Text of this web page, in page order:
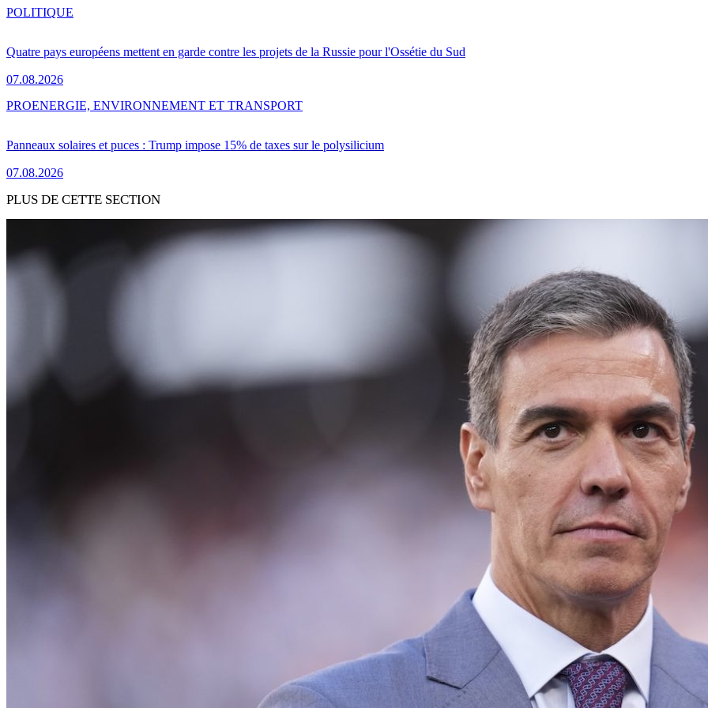
Quatre pays européens mettent en garde contre les projets de la Russie pour l'Ossétie du Sud
07.08.2026
POLITIQUE
Panneaux solaires et puces : Trump impose 15% de taxes sur le polysilicium
07.08.2026
PROENERGIE, ENVIRONNEMENT ET TRANSPORT
PLUS DE CETTE SECTION